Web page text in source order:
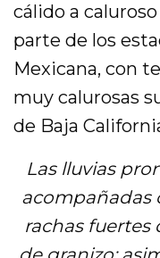
cálido a
parte de los
Mexicana, con
muy calurosas
de Baja
Las lluvias
acompañadas
rachas fuertes